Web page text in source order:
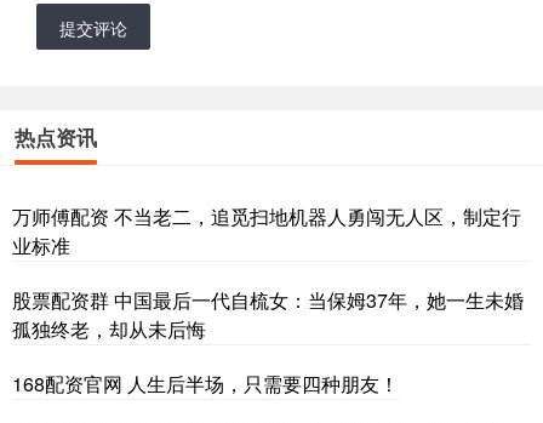
提交评论
热点资讯
万师傅配资 不当老二，追觅扫地机器人勇闯无人区，制定行
业标准
股票配资群 中国最后一代自梳女：当保姆37年，她一生未婚
孤独终老，却从未后悔
168配资官网 人生后半场，只需要四种朋友！